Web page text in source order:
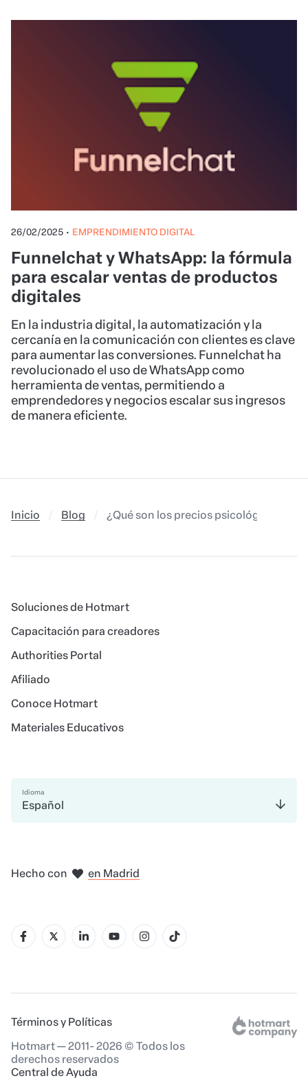
26/02/2025 • EMPRENDIMIENTO DIGITAL
Funnelchat y WhatsApp: la fórmula
para escalar ventas de productos
digitales
En la industria digital, la automatización y la
cercanía en la comunicación con clientes es clave
para aumentar las conversiones. Funnelchat ha
revolucionado el uso de WhatsApp como
herramienta de ventas, permitiendo a
emprendedores y negocios escalar sus ingresos
de manera eficiente.
Inicio Blog ¿Qué son los precios psicológicos?
Soluciones de Hotmart
Capacitación para creadores
Authorities Portal
Afiliado
Conoce Hotmart
Materiales Educativos
Idioma
Español
Hecho con
en Madrid
Términos y Políticas
Hotmart — 2011- 2026 © Todos los
derechos reservados
Central de Ayuda